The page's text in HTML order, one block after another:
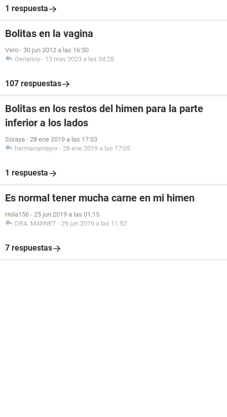
1 respuesta
Bolitas en la vagina
Vero - 30 jun 2012 a las 16:50
Gerianny - 13 may 2023 a las 04:28
107 respuestas
Bolitas en los restos del himen para la parte
inferior a los lados
Soraya - 28 ene 2019 a las 17:03
hermanamayor - 28 ene 2019 a las 17:05
1 respuesta
Es normal tener mucha carne en mi himen
Hola156 - 25 jun 2019 a las 01:15
DRA. MARNET - 29 jun 2019 a las 11:52
7 respuestas